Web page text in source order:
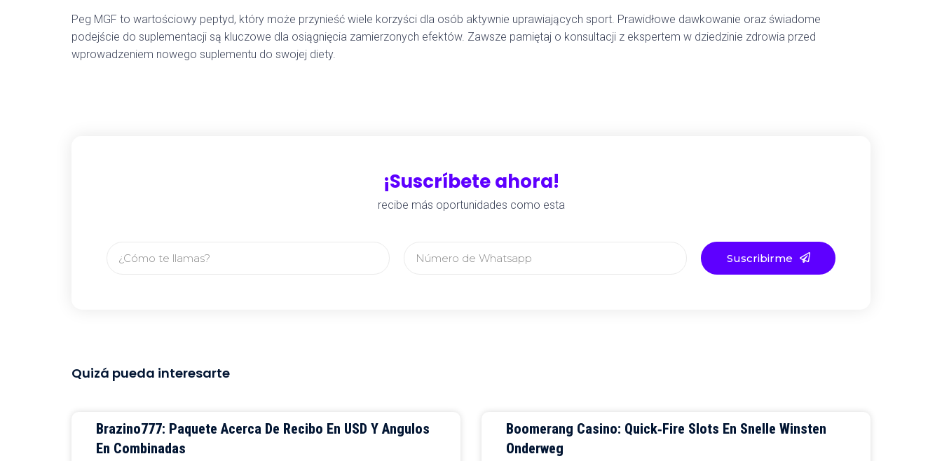
Peg MGF to wartościowy peptyd, który może przynieść wiele korzyści dla osób aktywnie uprawiających sport. Prawidłowe dawkowanie oraz świadome
podejście do suplementacji są kluczowe dla osiągnięcia zamierzonych efektów. Zawsze pamiętaj o konsultacji z ekspertem w dziedzinie zdrowia przed
wprowadzeniem nowego suplementu do swojej diety.
¡Suscríbete ahora!
recibe más oportunidades como esta
Suscribirme
Quizá pueda interesarte
Brazino777: Paquete Acerca De Recibo En USD Y Angulos
En Combinadas
Boomerang Casino: Quick‑Fire Slots En Snelle Winsten
Onderweg